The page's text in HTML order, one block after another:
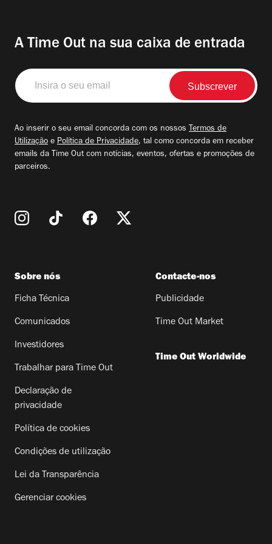
A Time Out na sua caixa de entrada
Insira
o
seu
Ao inserir o seu email concorda com os nossos Termos de
Utilização e Política de Privacidade, tal como concorda em receber
emails da Time Out com notícias, eventos, ofertas e promoções de
parceiros.
Sobre nós
Ficha Técnica
Comunicados
Investidores
Trabalhar para Time Out
Declaração de
privacidade
Política de cookies
Condições de utilização
Lei da Transparência
Gerenciar cookies
Contacte-nos
Publicidade
Time Out Market
Time Out Worldwide